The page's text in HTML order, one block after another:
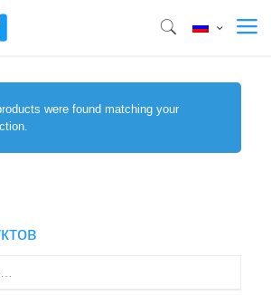
were found matching your